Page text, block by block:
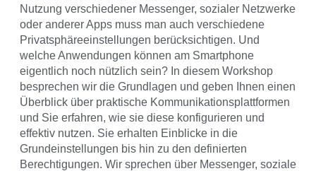
Nutzung verschiedener Messenger, sozialer Netzwerke
oder anderer Apps muss man auch verschiedene
Privatsphäreeinstellungen berücksichtigen. Und
welche Anwendungen können am Smartphone
eigentlich noch nützlich sein? In diesem Workshop
besprechen wir die Grundlagen und geben Ihnen einen
Überblick über praktische Kommunikationsplattformen
und Sie erfahren, wie sie diese konfigurieren und
effektiv nutzen. Sie erhalten Einblicke in die
Grundeinstellungen bis hin zu den definierten
Berechtigungen. Wir sprechen über Messenger, soziale